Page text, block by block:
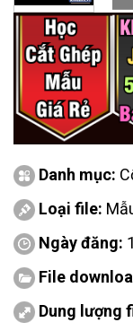
Danh mục:
Loại file:
Ngày đăng:
File
Dung lượng